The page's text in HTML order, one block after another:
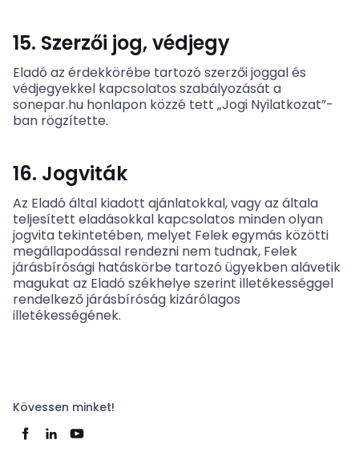
15. Szerzői jog, védjegy
Eladó az érdekkörébe tartozó szerzői joggal és
védjegyekkel kapcsolatos szabályozását a
sonepar.hu honlapon közzé tett „Jogi Nyilatkozat”-
ban rögzítette.
16. Jogviták
Az Eladó által kiadott ajánlatokkal, vagy az általa
teljesített eladásokkal kapcsolatos minden olyan
jogvita tekintetében, melyet Felek egymás közötti
megállapodással rendezni nem tudnak, Felek
járásbírósági hatáskörbe tartozó ügyekben alávetik
magukat az Eladó székhelye szerint illetékességgel
rendelkező járásbíróság kizárólagos
illetékességének.
Kövessen minket!